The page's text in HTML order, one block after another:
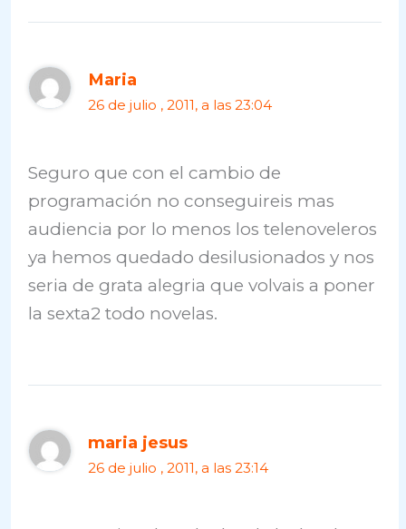
Maria
26 de julio , 2011, a las 23:04
Seguro que con el cambio de
programación no conseguireis mas
audiencia por lo menos los telenoveleros
ya hemos quedado desilusionados y nos
seria de grata alegria que volvais a poner
la sexta2 todo novelas.
maria jesus
26 de julio , 2011, a las 23:14